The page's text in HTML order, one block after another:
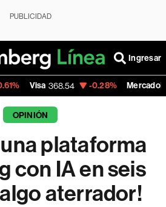
PUBLICIDAD
Ingresar
368.54 -0.28% MercadoLibre
OPINIÓN
plataforma
con IA en seis
algo aterrador!